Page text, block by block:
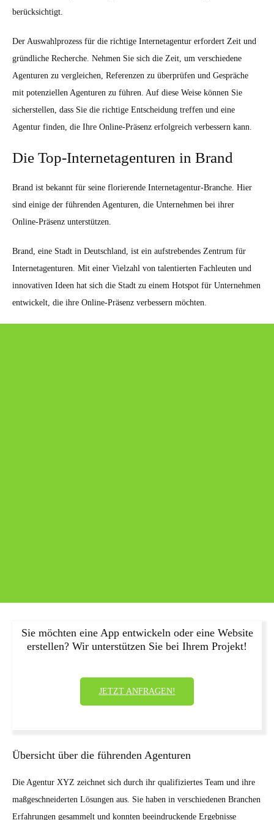
berücksichtigt.
Der Auswahlprozess für die richtige Internetagentur erfordert Zeit und
gründliche Recherche. Nehmen Sie sich die Zeit, um verschiedene
Agenturen zu vergleichen, Referenzen zu überprüfen und Gespräche
mit potenziellen Agenturen zu führen. Auf diese Weise können Sie
sicherstellen, dass Sie die richtige Entscheidung treffen und eine
Agentur finden, die Ihre Online-Präsenz erfolgreich verbessern kann.
Die Top-Internetagenturen in Brand
Brand ist bekannt für seine florierende Internetagentur-Branche. Hier
sind einige der führenden Agenturen, die Unternehmen bei ihrer
Online-Präsenz unterstützen.
Brand, eine Stadt in Deutschland, ist ein aufstrebendes Zentrum für
Internetagenturen. Mit einer Vielzahl von talentierten Fachleuten und
innovativen Ideen hat sich die Stadt zu einem Hotspot für Unternehmen
entwickelt, die ihre Online-Präsenz verbessern möchten.
Sie möchten eine App entwickeln oder eine Website
erstellen? Wir unterstützen Sie bei Ihrem Projekt!
JETZT ANFRAGEN!
Übersicht über die führenden Agenturen
Die Agentur XYZ zeichnet sich durch ihr qualifiziertes Team und ihre
maßgeschneiderten Lösungen aus. Sie haben in verschiedenen Branchen
Erfahrungen gesammelt und konnten beeindruckende Ergebnisse